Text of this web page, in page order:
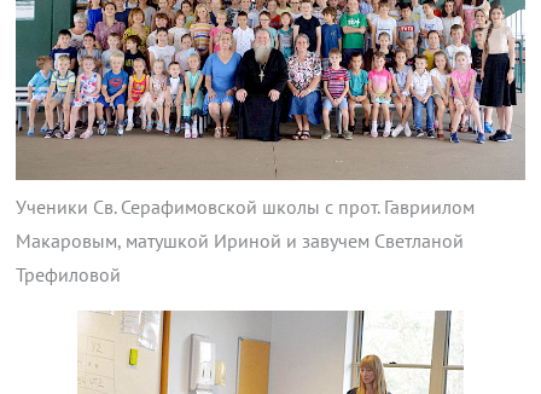
Ученики Св. Серафимовской школы с прот. Гавриилом
Макаровым, матушкой Ириной и завучем Светланой
Трефиловой